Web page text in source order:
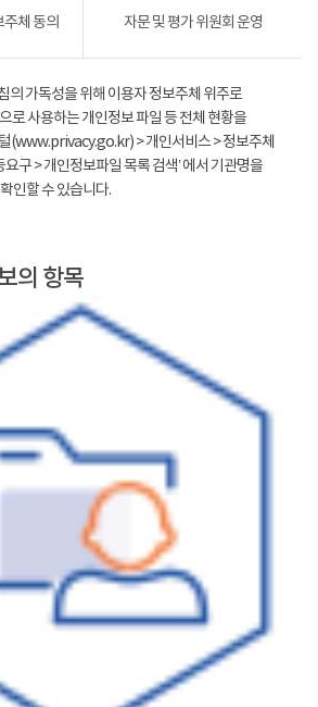
주체 동의 자문 및 평가 위원회 운영
가독성을 위해 이용자 정보주체 위주로
로 사용하는 개인정보 파일 등 전체 현황을
(www.privacy.go.kr) > 개인서비스 > 정보주체
구 > 개인정보파일 목록 검색’ 에서 기관명을
인할 수 있습니다.
의 항목